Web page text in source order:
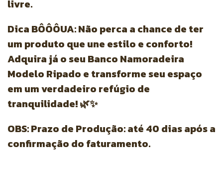
livre.
Dica BÔÔÔUA:Não perca a chance de ter
um produto que une estilo e conforto!
Adquira já o seu Banco Namoradeira
Modelo Ripado e transforme seu espaço
em um verdadeiro refúgio de
tranquilidade! 🌿✨
OBS: Prazo de Produção:até 40 diasapós a
confirmação do faturamento.